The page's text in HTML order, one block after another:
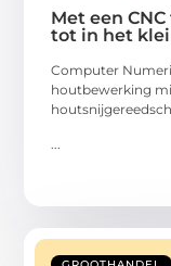
Met een
tot in het
Computer
houtbewerking
...